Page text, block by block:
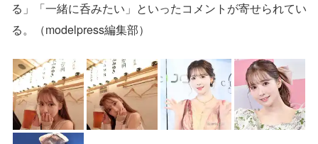
る」「一緒に呑みたい」といったコメントが寄せられてい
る。（modelpress編集部）